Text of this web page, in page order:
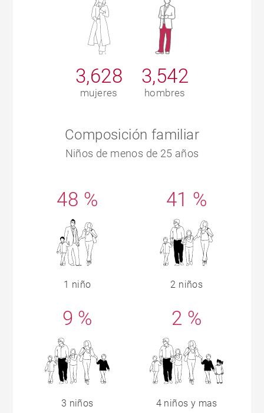
3,628
mujeres
3,542
hombres
Composición familiar
Niños de menos de 25 años
48 %
1 niño
41 %
2 niños
9 %
3 niños
2 %
4 niños y mas